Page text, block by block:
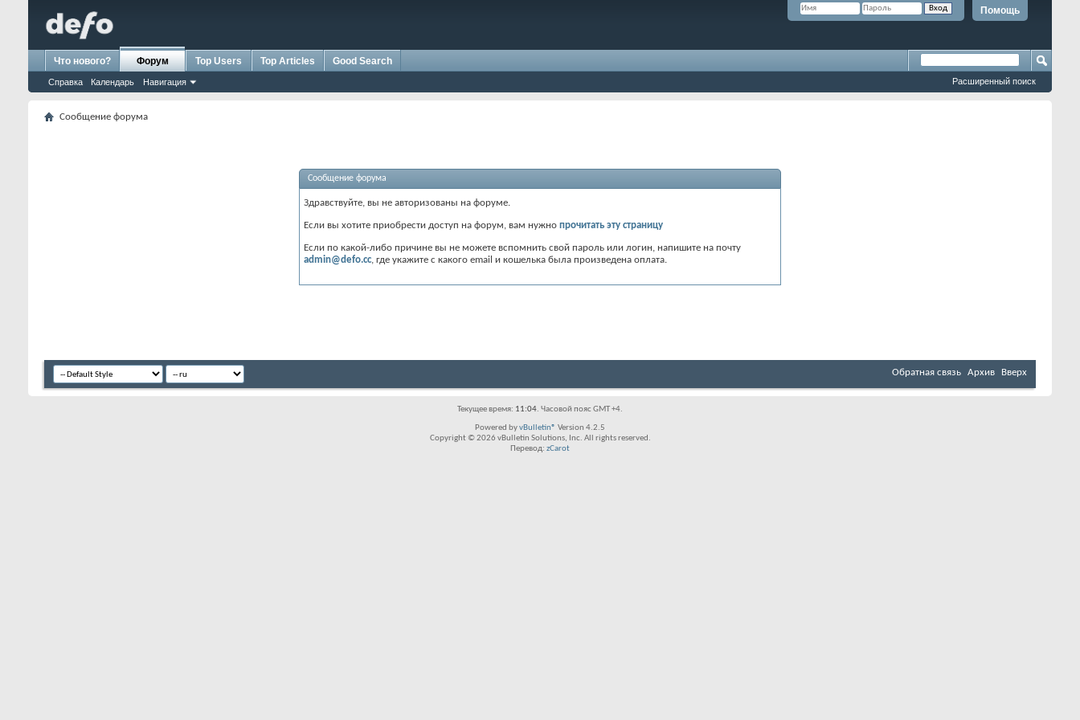
Помощь
Что нового? Форум
Справка Календарь Навигация
Top Users Top Articles Good Search
Расширенный поиск
Сообщение форума
Сообщение форума
Здравствуйте, вы не авторизованы на форуме.
Если вы хотите приобрести доступ на форум, вам нужно прочитать эту страницу
Если по какой-либо причине вы не можете вспомнить свой пароль или логин, напишите на почту
admin@defo.cc, где укажите с какого email и кошелька была произведена оплата.
Обратная связь Архив Вверх
Текущее время: 11:04. Часовой пояс GMT +4.
Powered byvBulletin® Version 4.2.5
Copyright © 2026 vBulletin Solutions, Inc. All rights reserved.
Перевод: zCarot